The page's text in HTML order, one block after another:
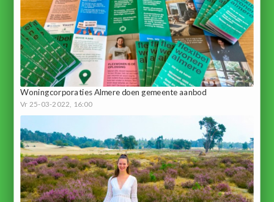
Woningcorporaties Almere doen gemeente aanbod
Vr 25-03-2022, 16:00